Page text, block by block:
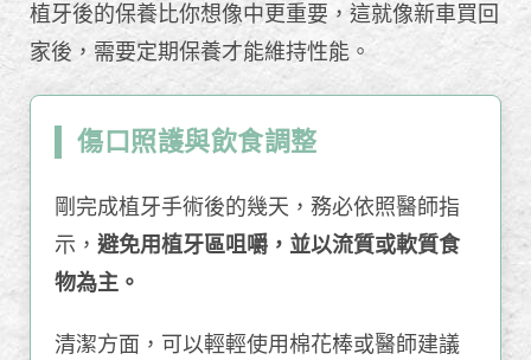
植牙後的保養比你想像中更重要，這就像新車買回
家後，需要定期保養才能維持性能。
傷口照護與飲食調整
剛完成植牙手術後的幾天，務必依照醫師指
示， 避免用植牙區咀嚼，並以流質或軟質食
物為主。
清潔方面，可以輕輕使用棉花棒或醫師建議